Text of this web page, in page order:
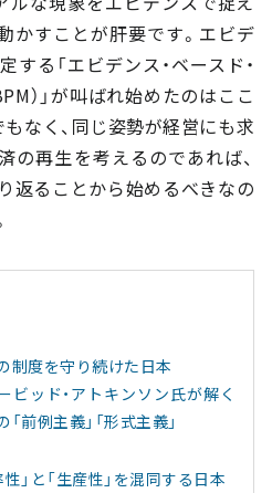
動かすことが肝要です。エビデ
る「エビデンス・ベースド・
）」が叫ばれ始めたのはここ
なく、同じ姿勢が経営にも求
の再生を考えるのであれば、
返ることから始めるべきなの
制度を守り続けた日本
ビッド・アトキンソン氏が解く
「前例主義」「形式主義」
性」と「生産性」を混同する日本